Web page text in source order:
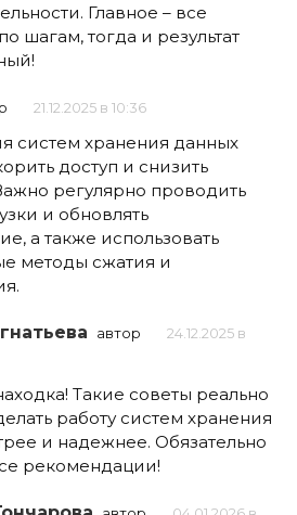
Главное – все
шагам, тогда и результат
21.12.2025 в 10:36
систем хранения данных
доступ и снизить
регулярно проводить
и обновлять
а также использовать
методы сжатия и
автор
24.12.2025 в
Такие советы реально
работу систем хранения
и надежнее. Обязательно
рекомендации!